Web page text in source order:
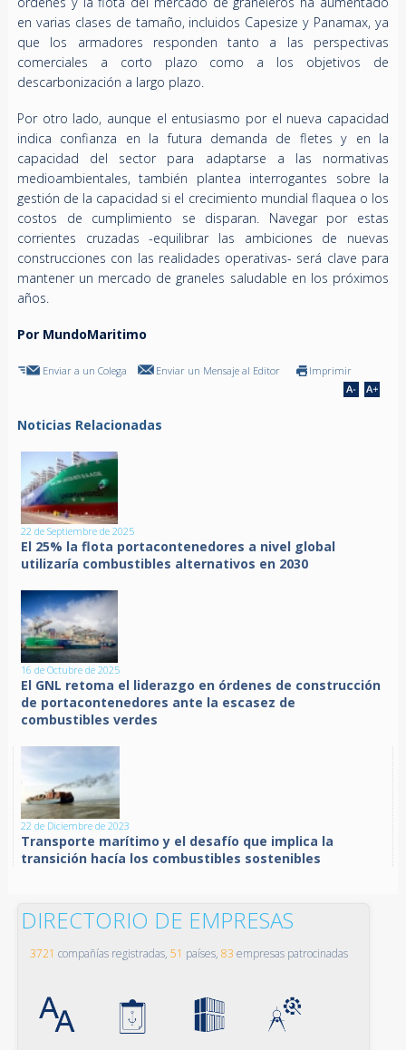
en varias clases de tamaño, incluidos Capesize y Panamax, ya
que los armadores responden tanto a las perspectivas
comerciales a corto plazo como a los objetivos de
descarbonización a largo plazo.
Por otro lado, aunque el entusiasmo por el nueva capacidad
indica confianza en la futura demanda de fletes y en la
capacidad del sector para adaptarse a las normativas
medioambientales, también plantea interrogantes sobre la
gestión de la capacidad si el crecimiento mundial flaquea o los
costos de cumplimiento se disparan. Navegar por estas
corrientes cruzadas -equilibrar las ambiciones de nuevas
construcciones con las realidades operativas- será clave para
mantener un mercado de graneles saludable en los próximos
años.
Por MundoMaritimo
Enviar a un Colega Enviar un Mensaje al Editor Imprimir
Noticias Relacionadas
22 de Septiembre de 2025
El 25% la flota portacontenedores a nivel global
utilizaría combustibles alternativos en 2030
16 de Octubre de 2025
El GNL retoma el liderazgo en órdenes de construcción
de portacontenedores ante la escasez de
combustibles verdes
22 de Diciembre de 2023
Transporte marítimo y el desafío que implica la
transición hacía los combustibles sostenibles
DIRECTORIO DE EMPRESAS
3721 compañías registradas, 51 países, 83 empresas patrocinadas